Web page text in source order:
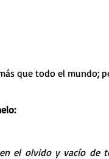
que todo el mundo;
el olvido y vacío de